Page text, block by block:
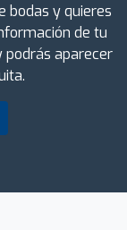
bodas y quieres
de tu
aparecer